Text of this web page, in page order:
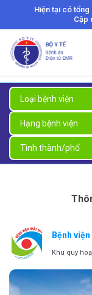
Hiện tại có tổng
Cập
Bệnh
Khu quy